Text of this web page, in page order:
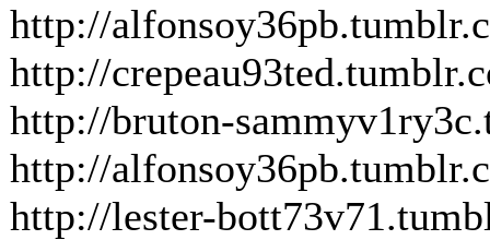
http://
http://
http://bruton-
http://
http://lester-